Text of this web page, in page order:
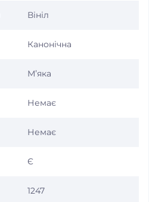
Вініл
Канонічна
Мʼяка
Немає
Немає
Є
1247